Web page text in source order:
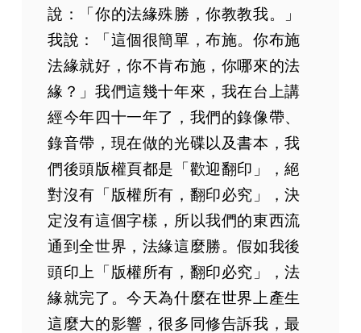
說：「你的法緣殊勝，你教教我。」
我說：「這個很簡單，布施。你布施
法緣就好，你不肯布施，你哪來的法
緣？」我們這幾十年來，我在台上講
經今年四十一年了，我們的錄像帶、
錄音帶，現在做的光碟以及書本，我
們後頭版權頁都是「歡迎翻印」，絕
對沒有「版權所有，翻印必究」，決
定沒有這個字樣，所以我們的東西流
通到全世界，法緣這麼勝。假如我後
頭印上「版權所有，翻印必究」，法
緣就完了。今天為什麼在世界上產生
這麼大的影響，很多同修告訴我，最